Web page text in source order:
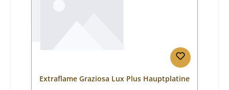
Extraflame Graziosa Lux Plus Hauptplatine